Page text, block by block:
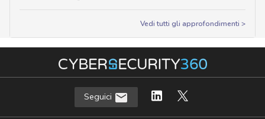
Vedi tutti gli approfondimenti >
Seguici